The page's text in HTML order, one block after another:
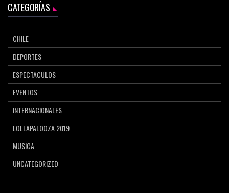
CATEGORÍAS
CHILE
DEPORTES
ESPECTACULOS
EVENTOS
INTERNACIONALES
LOLLAPALOOZA 2019
MUSICA
UNCATEGORIZED